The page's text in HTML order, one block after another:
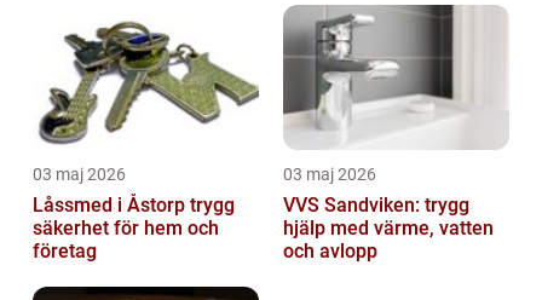
03 maj 2026
Låssmed i Åstorp trygg
säkerhet för hem och
företag
03 maj 2026
VVS Sandviken: trygg
hjälp med värme, vatten
och avlopp